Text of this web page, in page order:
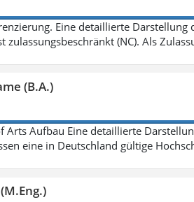
Eine detaillierte
zulassungsbeschränkt (NC). Als
(B.A.)
Arts Aufbau Eine detaillierte
eine in Deutschland gültige